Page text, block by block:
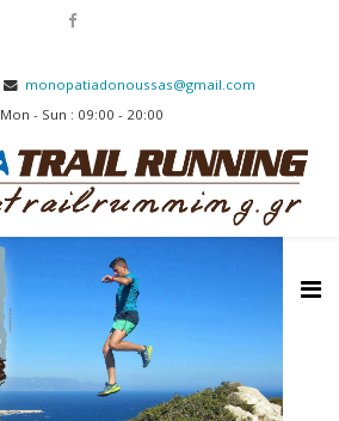
monopatiadonoussas@gmail.com
Mon - Sun : 09:00 - 20:00